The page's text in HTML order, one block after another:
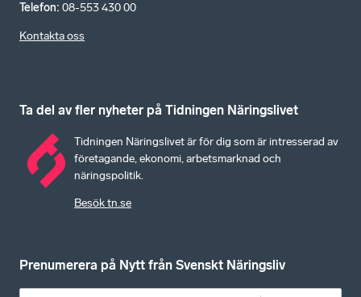
Telefon: 08-553 430 00
Kontakta oss
Ta del av fler nyheter på Tidningen Näringslivet
Tidningen Näringslivet är för dig som är intresserad av
företagande, ekonomi, arbetsmarknad och
näringspolitik.
Besök tn.se
Prenumerera på Nytt från Svenskt Näringsliv